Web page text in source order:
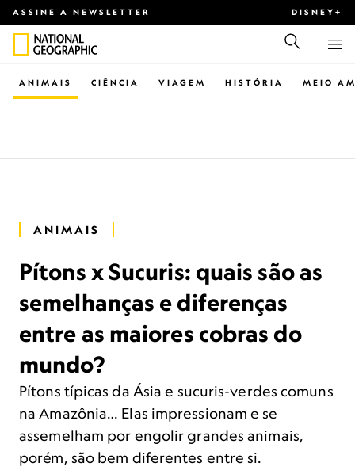
ASSINE A NEWSLETTER DISNEY+
CIÊNCIA VIAGEM
ANIMAIS HISTÓRIA MEIO
ANIMAIS
Pítons x Sucuris: quais são as
semelhanças e diferenças
entre as maiores cobras do
mundo?
Pítons típicas da Ásia e sucuris-verdes comuns
na Amazônia… Elas impressionam e se
assemelham por engolir grandes animais,
porém, são bem diferentes entre si.